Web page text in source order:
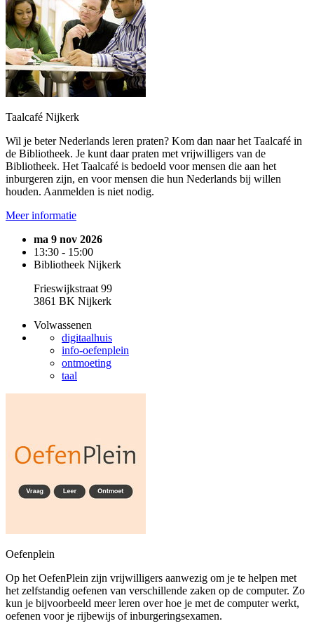
Taalcafé Nijkerk
Wil je beter Nederlands leren praten? Kom dan naar het Taalcafé in
de Bibliotheek. Je kunt daar praten met vrijwilligers van de
Bibliotheek. Het Taalcafé is bedoeld voor mensen die aan het
inburgeren zijn, en voor mensen die hun Nederlands bij willen
houden. Aanmelden is niet nodig.
Meer informatie
ma 9 nov 2026
13:30 - 15:00
Bibliotheek Nijkerk
Frieswijkstraat 99
3861 BK Nijkerk
Volwassenen
digitaalhuis
info-oefenplein
ontmoeting
taal
Oefenplein
Op het OefenPlein zijn vrijwilligers aanwezig om je te helpen met
het zelfstandig oefenen van verschillende zaken op de computer. Zo
kun je bijvoorbeeld meer leren over hoe je met de computer werkt,
oefenen voor je rijbewijs of inburgeringsexamen.